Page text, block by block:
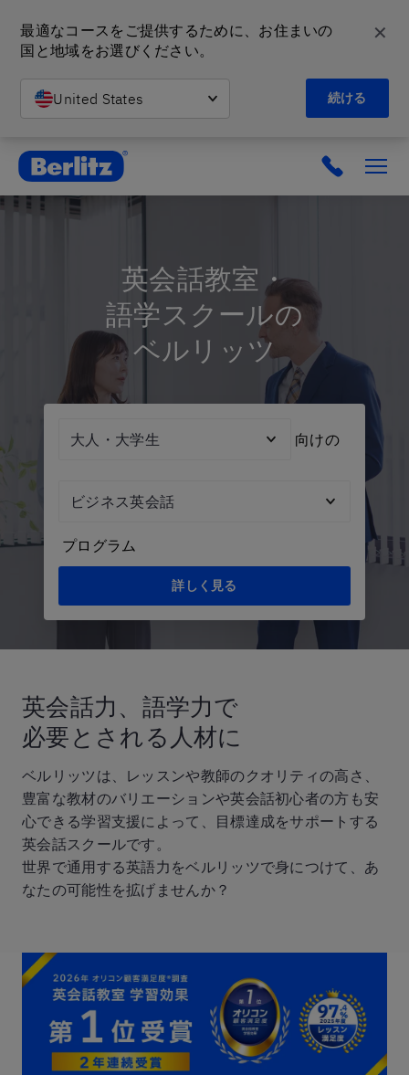
最適なコースをご提供するために、お住まいの
国と地域をお選びください。
United States 続ける
✕
英会話教室と語学スクール | ベルリッツ
英会話教室・
語学スクールの
ベルリッツ
向けの
プログラム
詳しく見る
英会話力、語学力で
必要とされる人材に
ベルリッツは、レッスンや教師のクオリティの高さ、
豊富な教材のバリエーションや英会話初心者の方も安
心できる学習支援によって、目標達成をサポートする
英会話スクールです。
世界で通用する英語力をベルリッツで身につけて、あ
なたの可能性を拡げませんか？